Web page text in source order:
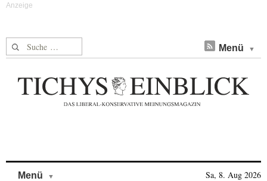
Suche nach: Menü
Menü Sa, 8. Aug 2026